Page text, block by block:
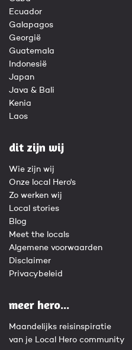
Ecuador
Galapagos
Georgië
Guatemala
Indonesië
Japan
Java & Bali
Kenia
Laos
dit zijn wij
Wie zijn wij
Onze local Hero's
Zo werken wij
Local stories
Blog
Meet the locals
Algemene voorwaarden
Disclaimer
Privacybeleid
meer hero...
Maandelijks reisinspiratie
van je Local Hero community